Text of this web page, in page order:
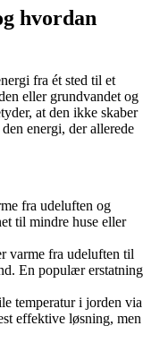
hvordan
fra ét sted til et
eller grundvandet og
at den ikke skaber
energi, der allerede
fra udeluften og
til mindre huse eller
varme fra udeluften til
En populær erstatning
temperatur i jorden via
effektive løsning, men